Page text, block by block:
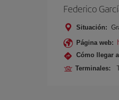
Federico
Situación:
Página web:
Cómo llegar
Terminales: